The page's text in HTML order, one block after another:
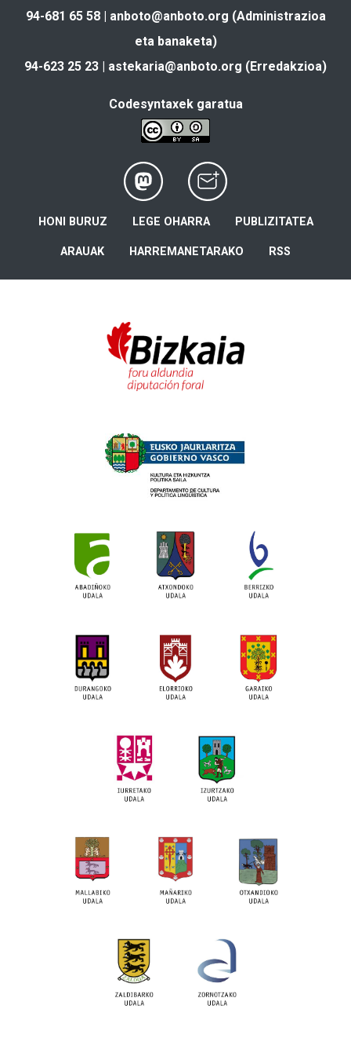
94-681 65 58 | anboto@anboto.org (Administrazioa
eta banaketa)
94-623 25 23 | astekaria@anboto.org (Erredakzioa)
Codesyntaxek garatua
HONI BURUZ LEGE OHARRA PUBLIZITATEA
ARAUAK HARREMANETARAKO RSS